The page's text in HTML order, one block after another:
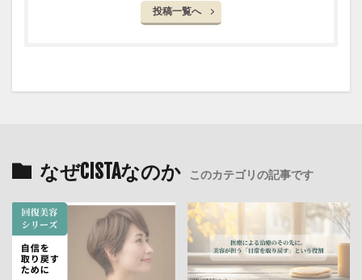
投稿一覧へ
なぜCISTAなのか このカテゴリの記事です